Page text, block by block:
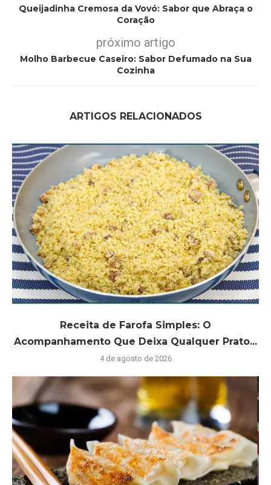
Queijadinha Cremosa da Vovó: Sabor que Abraça o
Coração
próximo artigo
Molho Barbecue Caseiro: Sabor Defumado na Sua
Cozinha
ARTIGOS RELACIONADOS
Receita de Farofa Simples: O
Acompanhamento Que Deixa Qualquer Prato...
4 de agosto de 2026